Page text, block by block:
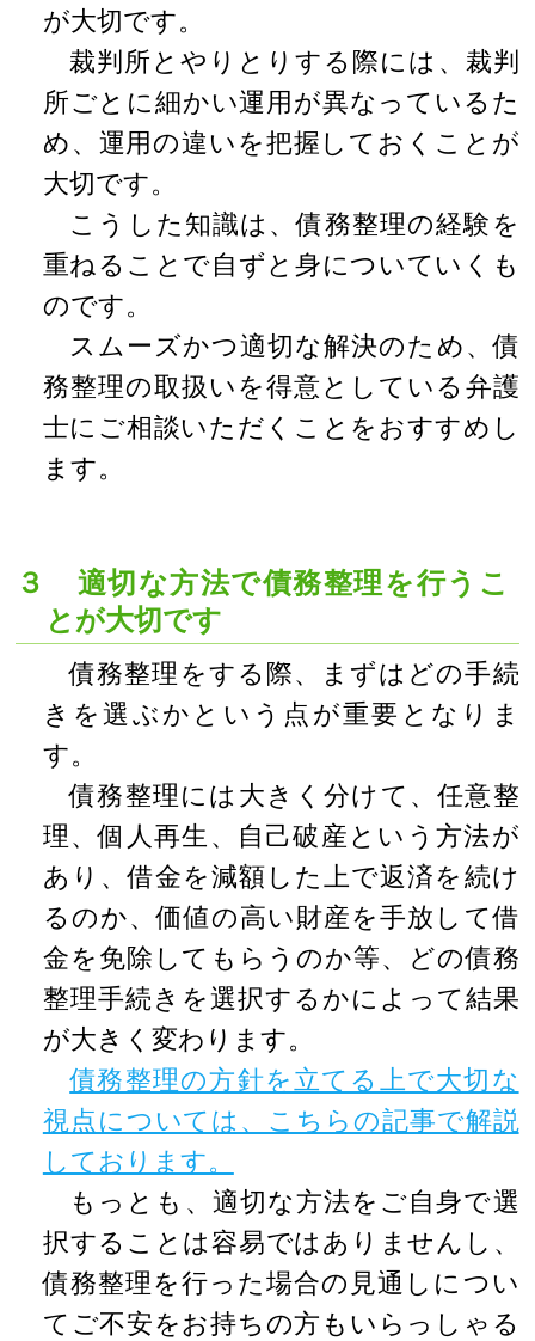
が大切です。
裁判所とやりとりする際には、裁判
所ごとに細かい運用が異なっているた
め、運用の違いを把握しておくことが
大切です。
こうした知識は、債務整理の経験を
重ねることで自ずと身についていくも
のです。
スムーズかつ適切な解決のため、債
務整理の取扱いを得意としている弁護
士にご相談いただくことをおすすめし
ます。
３ 適切な方法で債務整理を行うこ
とが大切です
債務整理をする際、まずはどの手続
きを選ぶかという点が重要となりま
す。
債務整理には大きく分けて、任意整
理、個人再生、自己破産という方法が
あり、借金を減額した上で返済を続け
るのか、価値の高い財産を手放して借
金を免除してもらうのか等、どの債務
整理手続きを選択するかによって結果
が大きく変わります。
債務整理の方針を立てる上で大切な
視点については、こちらの記事で解説
しております。
もっとも、適切な方法をご自身で選
択することは容易ではありませんし、
債務整理を行った場合の見通しについ
てご不安をお持ちの方もいらっしゃる